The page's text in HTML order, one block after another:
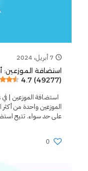
7 أبريل، 2024
استضافة
4.7 (49277)
استضافة الموزعين |
الموزعين واحدة من
على حد سواء. تتيح
0